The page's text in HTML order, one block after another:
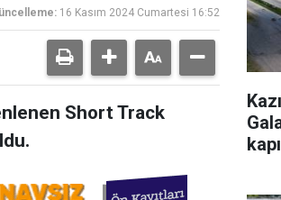
16 Kasım 2024 Cumartesi 16:52
Short Track